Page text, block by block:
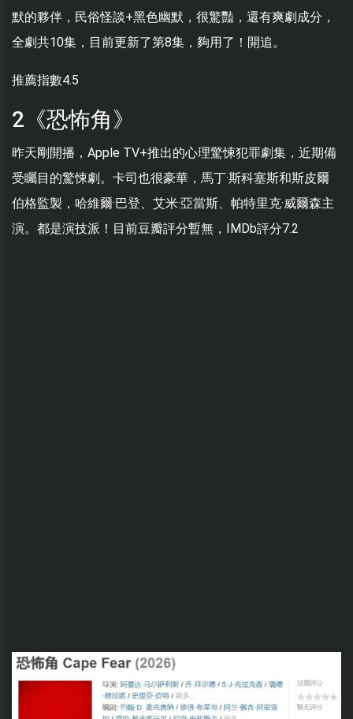
默的夥伴，民俗怪談+黑色幽默，很驚豔，還有爽劇成分，
全劇共10集，目前更新了第8集，夠用了！開追。
推薦指數4.5
2《恐怖角》
昨天剛開播，Apple TV+推出的心理驚悚犯罪劇集，近期備
受矚目的驚悚劇。卡司也很豪華，馬丁·斯科塞斯和斯皮爾
伯格監製，哈維爾·巴登、艾米·亞當斯、帕特里克·威爾森主
演。都是演技派！目前豆瓣評分暫無，IMDb評分7.2